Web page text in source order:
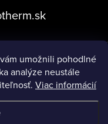
umožnili pohodlné
analýze neustále
Viac informácií